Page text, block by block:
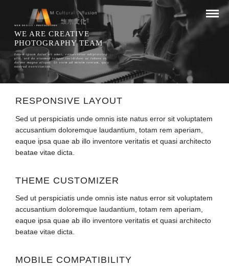
WE ARE CREATIVE
PHOTOGRAPHY TEAM
WEB DESIGN / PHOTOGRAPHY
Lorem ipsum dolor sit amet, consectetur adipisicing
elit, sed do eiusmod tempor incididunt ut labore et
dolore magna aliqua. Ut enim ad minim veniam, quis
nostrud exercitation
RESPONSIVE LAYOUT
Sed ut perspiciatis unde omnis iste natus error sit voluptatem
accusantium doloremque laudantium, totam rem aperiam,
eaque ipsa quae ab illo inventore veritatis et quasi architecto
beatae vitae dicta.
THEME CUSTOMIZER
Sed ut perspiciatis unde omnis iste natus error sit voluptatem
accusantium doloremque laudantium, totam rem aperiam,
eaque ipsa quae ab illo inventore veritatis et quasi architecto
beatae vitae dicta.
MOBILE COMPATIBILITY